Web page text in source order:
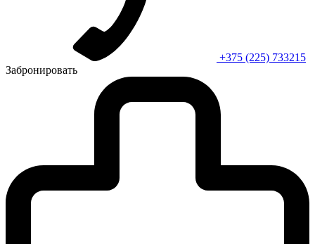
+375 (225) 733215
Забронировать